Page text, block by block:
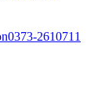
0373-2610711